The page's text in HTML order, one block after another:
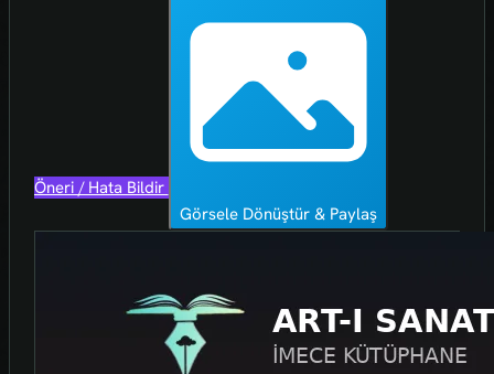
Öneri / Hata Bildir
Görsele Dönüştür & Paylaş